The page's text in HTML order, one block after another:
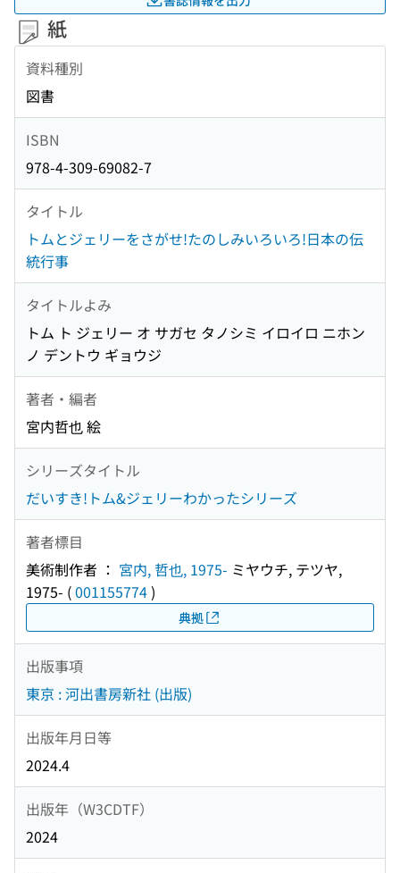
紙
資料種別
図書
ISBN
978-4-309-69082-7
タイトル
トムとジェリーをさがせ!たのしみいろいろ!日本の伝
統行事
タイトルよみ
トム ト ジェリー オ サガセ タノシミ イロイロ ニホン
ノ デントウ ギョウジ
著者・編者
宮内哲也 絵
シリーズタイトル
だいすき!トム&ジェリーわかったシリーズ
著者標目
美術制作者 ： 宮内, 哲也, 1975- ミヤウチ, テツヤ,
1975- (001155774)
典拠
出版事項
東京 : 河出書房新社 (出版)
出版年月日等
2024.4
出版年（W3CDTF）
2024